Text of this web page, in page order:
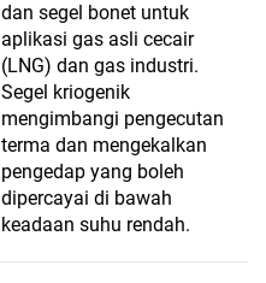
dan segel bonet untuk
aplikasi gas asli cecair
(LNG) dan gas industri.
Segel kriogenik
mengimbangi pengecutan
terma dan mengekalkan
pengedap yang boleh
dipercayai di bawah
keadaan suhu rendah.